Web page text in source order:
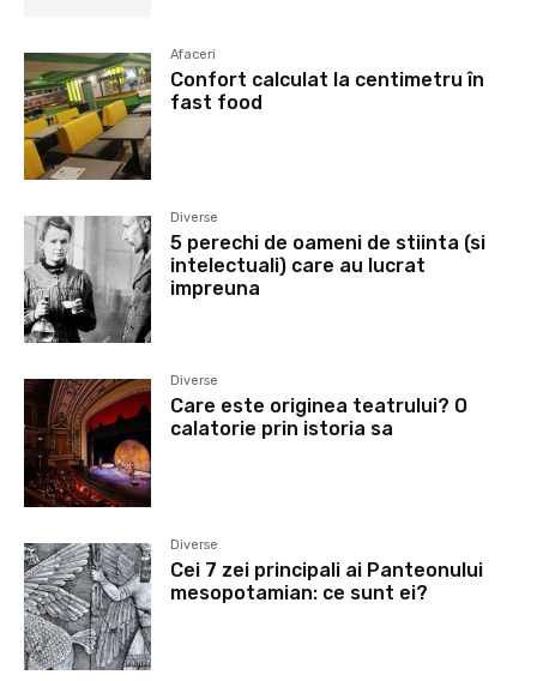
Afaceri
Confort calculat la centimetru în
fast food
Diverse
5 perechi de oameni de stiinta (si
intelectuali) care au lucrat
impreuna
Diverse
Care este originea teatrului? O
calatorie prin istoria sa
Diverse
Cei 7 zei principali ai Panteonului
mesopotamian: ce sunt ei?